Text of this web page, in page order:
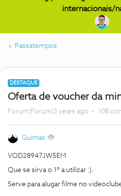
internacionais/
Passatempos
DESTAQUE
Oferta de voucher da
Forum|Forum|3 years ago 108
Guimas
VOD28947JW5EM
Que se sirva o 1º a utilizar :).
Serve para alugar filme no